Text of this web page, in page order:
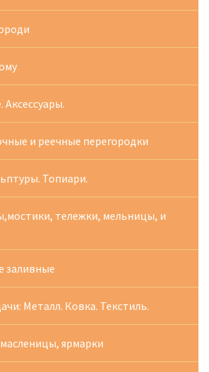
и реечные перегородки
Топиари.
тележки, мельницы, и
заливные
Металл. Ковка. Текстиль.
ярмарки